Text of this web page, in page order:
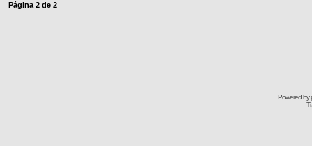
Página 2 de 2
Powered by